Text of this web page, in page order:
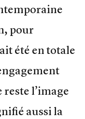
pour
été en totale
l’image
aussi la